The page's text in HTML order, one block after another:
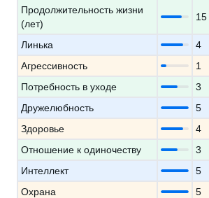
Продолжительность жизни
(лет)
15
Линька 4
Агрессивность
1
Потребность в уходе
3
Дружелюбность
5
Здоровье
4
Отношение к одиночеству
3
Интеллект
5
Охрана
5